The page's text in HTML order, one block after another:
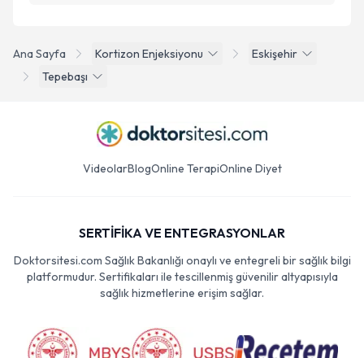
Ana Sayfa Kortizon Enjeksiyonu
Eskişehir
Tepebaşı
VideolarBlogOnline TerapiOnline Diyet
SERTİFİKA VE ENTEGRASYONLAR
Doktorsitesi.com Sağlık Bakanlığı onaylı ve entegreli bir sağlık bilgi
platformudur. Sertifikaları ile tescillenmiş güvenilir altyapısıyla
sağlık hizmetlerine erişim sağlar.